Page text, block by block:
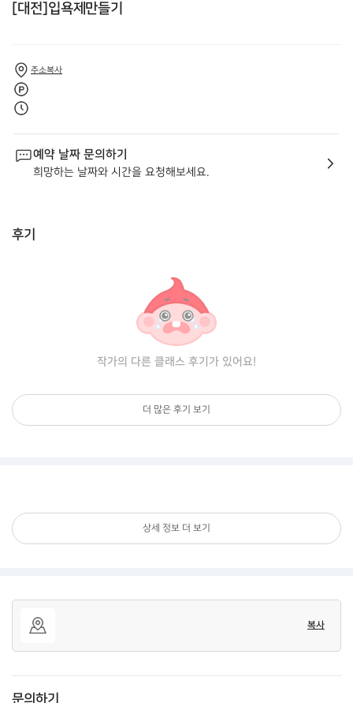
[대전]입욕제만들기
주소복사
예약 날짜 문의하기
희망하는 날짜와 시간을 요청해보세요.
후기
작가의 다른 클래스 후기가 있어요!
더 많은 후기 보기
상세 정보 더 보기
복사
문의하기